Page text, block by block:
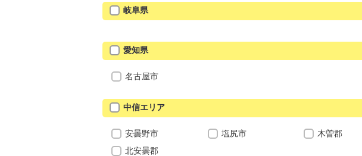
岐阜県
愛知県
名古屋市
中信エリア
安曇野市 塩尻市 木曽郡
北安曇郡